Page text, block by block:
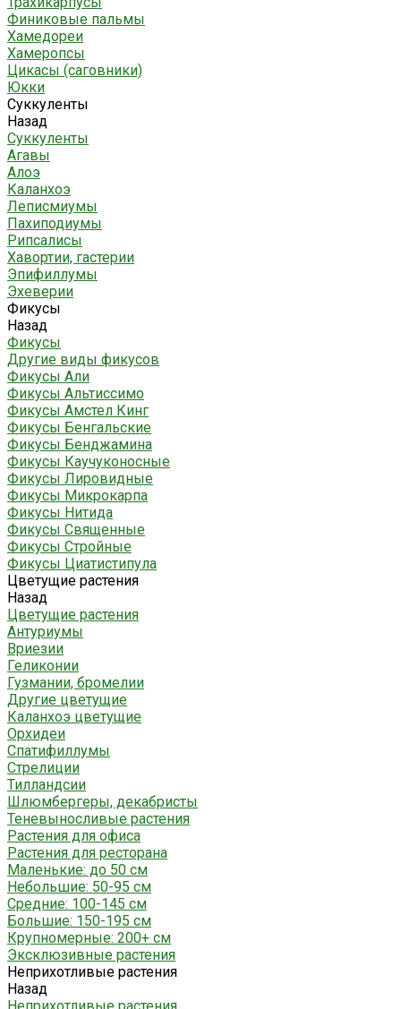
Финиковые пальмы
Хамедореи
Хамеропсы
Цикасы (саговники)
Юкки
Суккуленты
Назад
Суккуленты
Агавы
Алоэ
Каланхоэ
Леписмиумы
Пахиподиумы
Рипсалисы
Хавортии, гастерии
Эпифиллумы
Эхеверии
Фикусы
Назад
Фикусы
Другие виды фикусов
Фикусы Али
Фикусы Альтиссимо
Фикусы Амстел Кинг
Фикусы Бенгальские
Фикусы Бенджамина
Фикусы Каучуконосные
Фикусы Лировидные
Фикусы Микрокарпа
Фикусы Нитида
Фикусы Священные
Фикусы Стройные
Фикусы Циатистипула
Цветущие растения
Назад
Цветущие растения
Антуриумы
Вриезии
Геликонии
Гузмании, бромелии
Другие цветущие
Каланхоэ цветущие
Орхидеи
Спатифиллумы
Стрелиции
Тилландсии
Шлюмбергеры, декабристы
Теневыносливые растения
Растения для офиса
Растения для ресторана
Маленькие: до 50 см
Небольшие: 50-95 см
Средние: 100-145 см
Большие: 150-195 см
Крупномерные: 200+ см
Эксклюзивные растения
Неприхотливые растения
Назад